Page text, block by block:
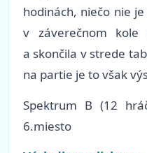
hodinách, niečo nie
v záverečnom kole
a skončila v strede
na partie je to však
Spektrum B (12
6.miesto